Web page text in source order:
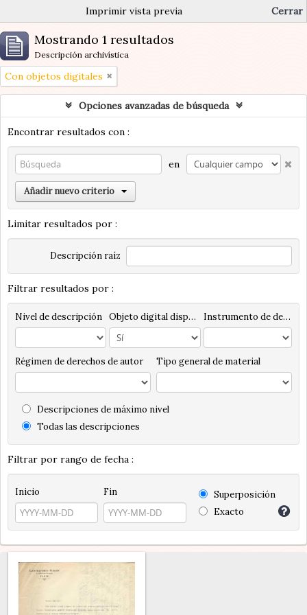
Imprimir vista previa Cerrar
Mostrando 1 resultados
Descripción archivística
Con objetos digitales
Opciones avanzadas de búsqueda
Encontrar resultados con :
en
Añadir nuevo criterio
Limitar resultados por :
Descripción raíz
Filtrar resultados por :
Nivel de descripción Objeto digital disponibles Instrumento de descripción
Régimen de derechos de autor Tipo general de material
Descripciones de máximo nivel
Todas las descripciones
Filtrar por rango de fecha :
Inicio Fin
Superposición
Exacto